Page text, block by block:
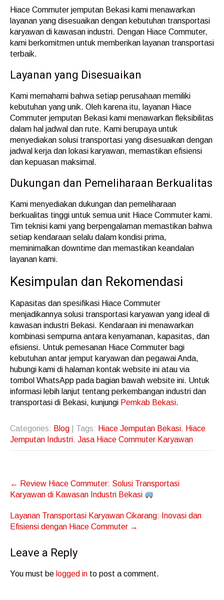
Hiace Commuter jemputan Bekasi kami menawarkan
layanan yang disesuaikan dengan kebutuhan transportasi
karyawan di kawasan industri. Dengan Hiace Commuter,
kami berkomitmen untuk memberikan layanan transportasi
terbaik.
Layanan yang Disesuaikan
Kami memahami bahwa setiap perusahaan memiliki
kebutuhan yang unik. Oleh karena itu, layanan Hiace
Commuter jemputan Bekasi kami menawarkan fleksibilitas
dalam hal jadwal dan rute. Kami berupaya untuk
menyediakan solusi transportasi yang disesuaikan dengan
jadwal kerja dan lokasi karyawan, memastikan efisiensi
dan kepuasan maksimal.
Dukungan dan Pemeliharaan Berkualitas
Kami menyediakan dukungan dan pemeliharaan
berkualitas tinggi untuk semua unit Hiace Commuter kami.
Tim teknisi kami yang berpengalaman memastikan bahwa
setiap kendaraan selalu dalam kondisi prima,
meminimalkan downtime dan memastikan keandalan
layanan kami.
Kesimpulan dan Rekomendasi
Kapasitas dan spesifikasi Hiace Commuter
menjadikannya solusi transportasi karyawan yang ideal di
kawasan industri Bekasi. Kendaraan ini menawarkan
kombinasi sempurna antara kenyamanan, kapasitas, dan
efisiensi. Untuk pemesanan Hiace Commuter bagi
kebutuhan antar jemput karyawan dan pegawai Anda,
hubungi kami di halaman kontak website ini atau via
tombol WhatsApp pada bagian bawah website ini. Untuk
informasi lebih lanjut tentang perkembangan industri dan
transportasi di Bekasi, kunjungi Pemkab Bekasi.
Categories: Blog | Tags: Hiace Jemputan Bekasi, Hiace
Jemputan Industri, Jasa Hiace Commuter Karyawan
Post
navigation
← Review Hiace Commuter: Solusi Transportasi
Karyawan di Kawasan Industri Bekasi
Layanan Transportasi Karyawan Cikarang: Inovasi dan
Efisiensi dengan Hiace Commuter →
Leave a Reply
You must be logged in to post a comment.